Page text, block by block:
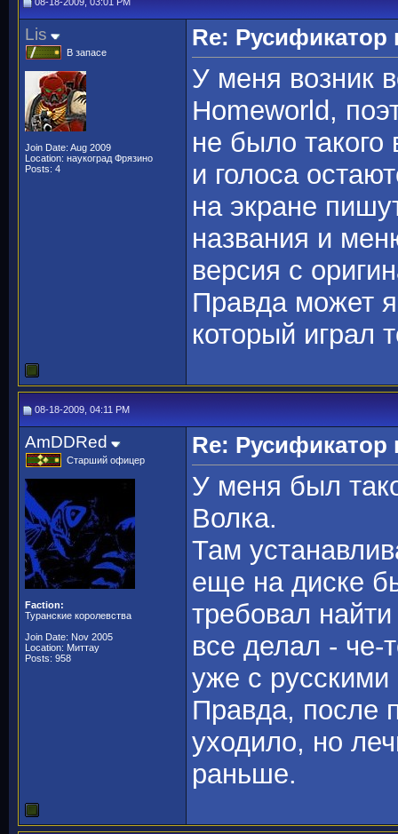
Lis
В запасе
Join Date: Aug 2009
Location: наукоград Фрязино
Posts: 4
Re: Русификатор
У меня возник
Homeworld,
не было такого
и голоса
на экране
названия и
версия с
Правда может
который играл
08-18-2009, 04:11 PM
AmDDRed
Старший офицер
Faction:
Туранские королевства
Join Date: Nov 2005
Location: Миттау
Posts: 958
Re: Русификатор
У меня был
Волка.
Там
еще на диске
требовал
все делал - че-
уже с
Правда, после
уходило, но
раньше.